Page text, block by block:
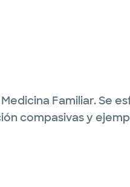
Familiar. Se
compasivas y